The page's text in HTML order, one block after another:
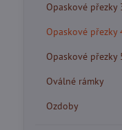
Opaskové přezky
Opaskové přezky
Opaskové přezky
Oválné rámky
Ozdoby